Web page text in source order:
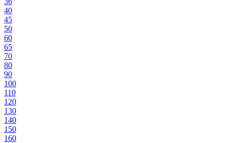
40
45
50
60
65
70
80
90
100
110
120
130
140
150
160